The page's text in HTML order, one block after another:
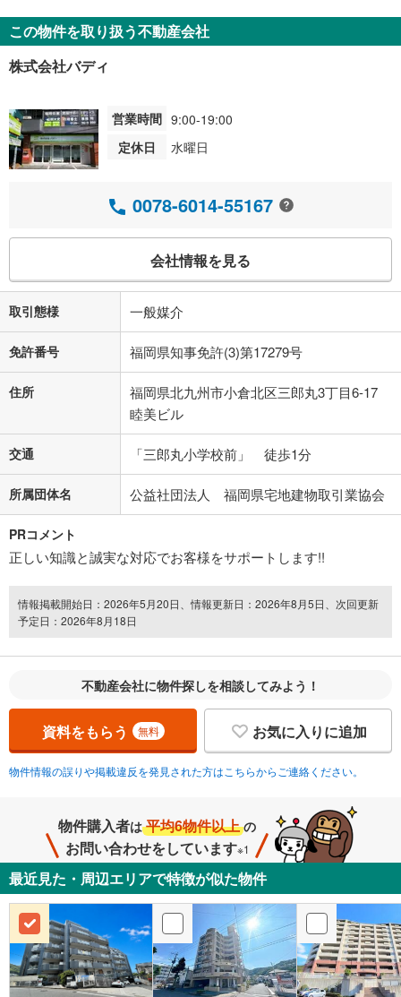
この物件を取り扱う不動産会社
株式会社バディ
営業時間 9:00-19:00
定休日
水曜日
0078-6014-55167
会社情報を見る
取引態様 一般媒介
免許番号 福岡県知事免許(3)第17279号
住所
福岡県北九州市小倉北区三郎丸3丁目6-17
睦美ビル
交通 「三郎丸小学校前」 徒歩1分
所属団体名 公益社団法人 福岡県宅地建物取引業協会
PRコメント
正しい知識と誠実な対応でお客様をサポートします!!
情報掲載開始日：2026年5月20日、情報更新日：2026年8月5日、次回更新
予定日：2026年8月18日
不動産会社に物件探しを相談してみよう！
資料をもらう 無料 お気に入りに追加
物件情報の誤りや掲載違反を発見された方はこちらからご連絡ください。
物件購入者は 平均6物件以上 の
お問い合わせをしています※1
最近見た・周辺エリアで特徴が似た物件